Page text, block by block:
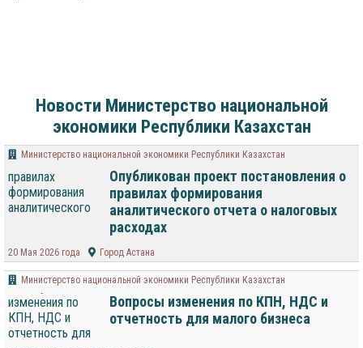
Новости Министерство национальной
экономики Республики Казахстан
Министерство национальной экономики Республики Казахстан
Опубликован проект постановления о
правилах формирования
аналитического отчета о налоговых
расходах
20 Мая 2026 года Город Астана
Министерство национальной экономики Республики Казахстан
Вопросы изменения по КПН, НДС и
отчетность для малого бизнеса